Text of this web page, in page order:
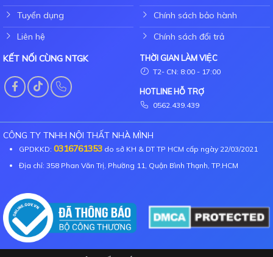
Tuyển dụng
Liên hệ
Chính sách bảo hành
Chính sách đổi trả
KẾT NỐI CÙNG NTGK
THỜI GIAN LÀM VIỆC
T2- CN: 8:00 - 17:00
HOTLINE HỖ TRỢ
0562.439.439
CÔNG TY TNHH NỘI THẤT NHÀ MÌNH
GPDKKD: 0316761353 do sở KH & DT TP HCM cấp ngày 22/03/2021
Địa chỉ: 358 Phan Văn Trị, Phường 11, Quận Bình Thạnh, TP.HCM